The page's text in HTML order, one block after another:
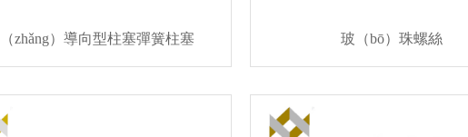
zhǎng）導向型柱塞彈簧柱塞 玻（bō）珠螺絲